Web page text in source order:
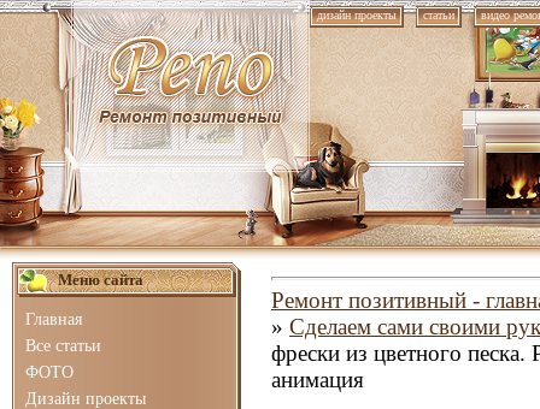
дизайн проекты статьи видео
Меню сайта
Главная
Все статьи
ФОТО
Дизайн проекты
Ремонт позитивный -
» Сделаем сами своими
фрески из цветного песка.
анимация